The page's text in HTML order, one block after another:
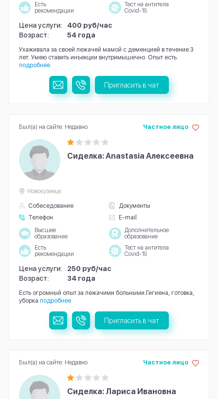
Есть
рекомендации
Тест на антитела
Covid-19
Цена услуги:
400 руб/час
Возраст:
54 года
Ухаживала за своей лежачей мамой с деменцией в течение 3
лет. Умею ставить инъекции внутримышечно. Опыт есть.
подробнее
Пригласить в чат
Сиделка: Anastasia Алексеевна
Собеседование
Документы
Телефон
E-mail
Частное лицо
Новокузнецк
Высшее
образование
Дополнительное
образование
Есть
рекомендации
Тест на антитела
Covid-19
Цена услуги:
250 руб/час
Возраст:
34 года
Есть огромный опыт за лежачими больными.Гигиена, готовка,
уборка подробнее
Был(а) на сайте: Недавно
Пригласить в чат
Сиделка: Лариса Ивановна
Частное лицо
Был(а) на сайте: Недавно